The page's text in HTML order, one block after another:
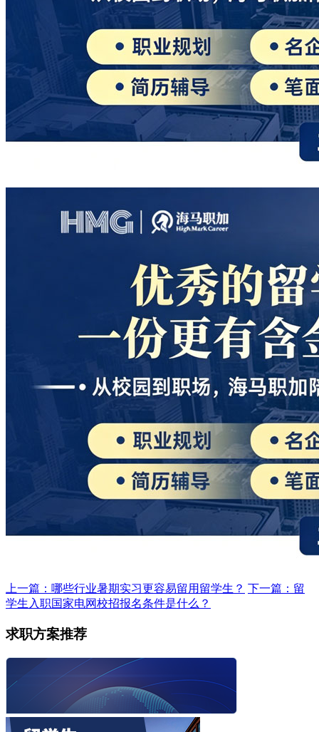
上一篇：哪些行业暑期实习更容易留用留学生？ 下一篇：留
学生入职国家电网校招报名条件是什么？
求职方案推荐